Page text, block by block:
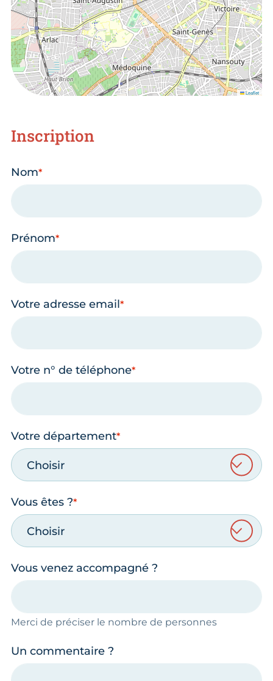
Leaflet
Inscription
Nom
Prénom
Votre adresse email
Votre n° de téléphone
Votre département
Choisir
Vous êtes ?
Choisir
Vous venez accompagné ?
Merci de préciser le nombre de personnes
Un commentaire ?